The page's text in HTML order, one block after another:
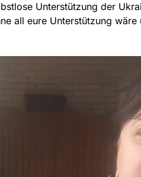
Unterstützung der
all eure Unterstützung wäre